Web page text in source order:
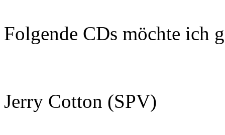
Folgende CDs möchte ich
Jerry Cotton (SPV)